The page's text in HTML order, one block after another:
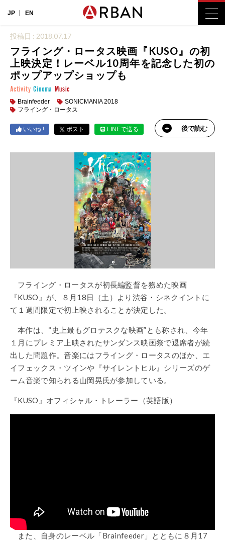
JP EN
投稿日 : 2018.07.17
フライング・ロータス映画『KUSO』の初
上映決定！レーベル10周年を記念した初の
ポップアップショップも
Activity Cinema Music
Brainfeeder
SONICMANIA 2018
フライング・ロータス
いいね ! ポスト LINEで送る 後で読む
フライング・ロータスが初長編監督を務めた映画
『KUSO』が、８月18日（土）より渋谷・シネクイントに
て１週間限定で初上映されることが決定した。
本作は、“史上最もグロテスクな映画”とも称され、今年
１月にプレミア上映されたサンダンス映画祭で退席者が続
出した問題作。音楽にはフライング・ロータスのほか、エ
イフェックス・ツインや『サイレントヒル』シリーズのゲ
ーム音楽で知られる山岡晃氏が参加している。
『KUSO』オフィシャル・トレーラー（英語版）
また、自身のレーベル「Brainfeeder」とともに８月17